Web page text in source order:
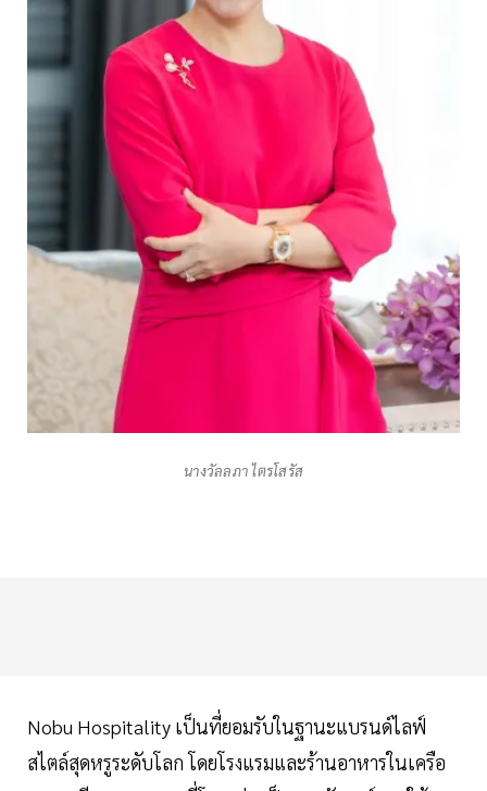
นางวัลลภา ไตรโสรัส
Nobu Hospitality เป็นที่ยอมรับในฐานะแบรนด์ไลฟ์
สไตล์สุดหรูระดับโลก โดยโรงแรมและร้านอาหารในเครือ